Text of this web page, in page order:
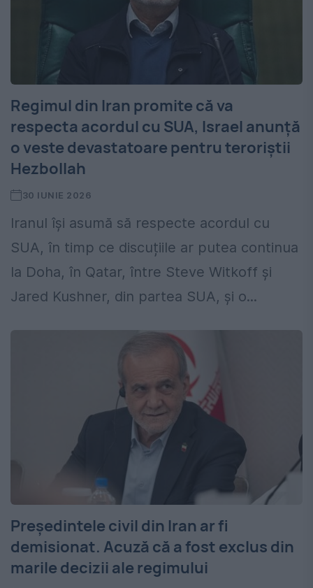
Regimul din Iran promite că va
respecta acordul cu SUA, Israel anunță
o veste devastatoare pentru teroriștii
Hezbollah
30 IUNIE 2026
Iranul își asumă să respecte acordul cu
SUA, în timp ce discuțiile ar putea continua
la Doha, în Qatar, între Steve Witkoff și
Jared Kushner, din partea SUA, și o...
Președintele civil din Iran ar fi
demisionat. Acuză că a fost exclus din
marile decizii ale regimului